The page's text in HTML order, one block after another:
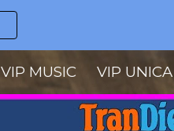
VIP MUSIC VIP UNICA